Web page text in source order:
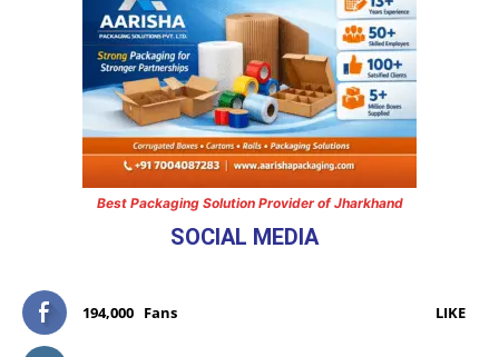
Best Packaging Solution Provider of Jharkhand
SOCIAL MEDIA
194,000 Fans LIKE